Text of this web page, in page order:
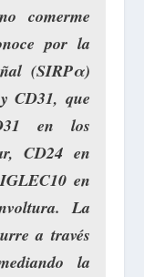
comerme
por la
(SIRPα)
CD31, que
en los
CD24 en
en
La
a través
la